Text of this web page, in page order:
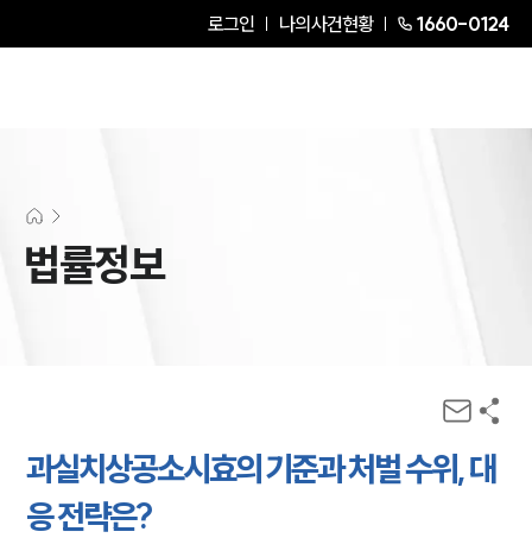
로그인 나의사건현황 1660-0124
법률정보
과실치상공소시효의 기준과 처벌 수위, 대
응 전략은?